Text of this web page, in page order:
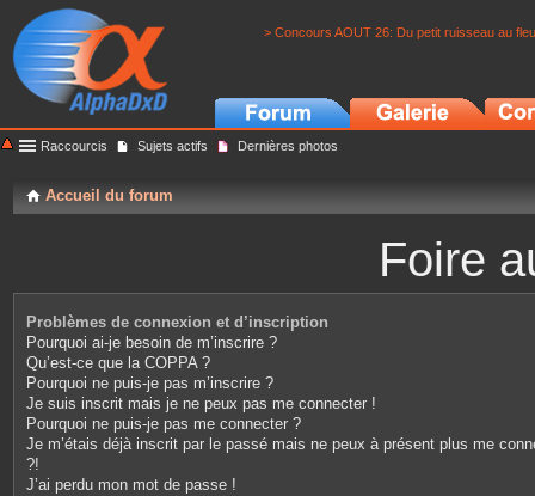
> Concours AOUT 26: Du petit ruisseau au
Raccourcis Sujets actifs Dernières photos
Accueil du forum
Foire
Problèmes de connexion et d’inscription
Pourquoi ai-je besoin de m’inscrire ?
Qu’est-ce que la COPPA ?
Pourquoi ne puis-je pas m’inscrire ?
Je suis inscrit mais je ne peux pas me connecter !
Pourquoi ne puis-je pas me connecter ?
Je m’étais déjà inscrit par le passé mais ne peux à présent plus me
?!
J’ai perdu mon mot de passe !